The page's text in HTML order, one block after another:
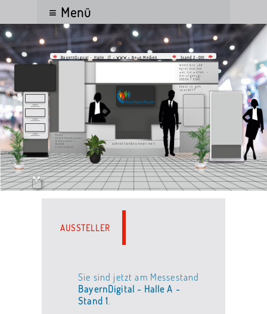
≡ Menü
BayernDigital - Halle
A
IT • WWW • Neue Medien Stand 2-001
Wenn bits und
bytes machen
was sie wollen, •
Anruf genügt ...
09964 / 9941
Exakt so geht
interNETT
Peter
Schrettenbrunner
Gittensdorf 1
94359
Loitzendorf
schrettenbrunner.net
AUSSTELLER
Sie sind jetzt am Messestand
BayernDigital - Halle A -
Stand 1.